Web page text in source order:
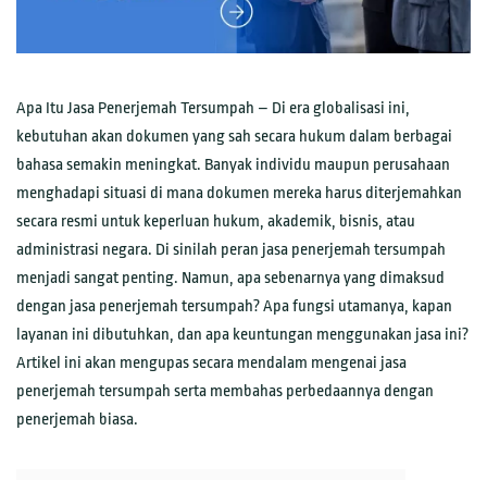
Apa Itu Jasa Penerjemah Tersumpah – Di era globalisasi ini,
kebutuhan akan dokumen yang sah secara hukum dalam berbagai
bahasa semakin meningkat. Banyak individu maupun perusahaan
menghadapi situasi di mana dokumen mereka harus diterjemahkan
secara resmi untuk keperluan hukum, akademik, bisnis, atau
administrasi negara. Di sinilah peran jasa penerjemah tersumpah
menjadi sangat penting. Namun, apa sebenarnya yang dimaksud
dengan jasa penerjemah tersumpah? Apa fungsi utamanya, kapan
layanan ini dibutuhkan, dan apa keuntungan menggunakan jasa ini?
Artikel ini akan mengupas secara mendalam mengenai jasa
penerjemah tersumpah serta membahas perbedaannya dengan
penerjemah biasa.